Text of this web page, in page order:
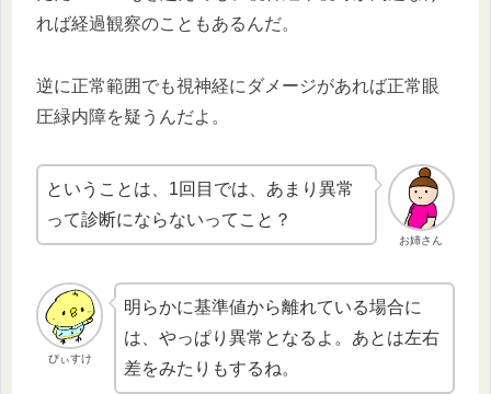
れば経過観察のこともあるんだ。
逆に正常範囲でも視神経にダメージがあれば正常眼
圧緑内障を疑うんだよ。
お姉さん
ということは、1回目では、あまり異常
って診断にならないってこと？
ぴぃすけ
明らかに基準値から離れている場合に
は、やっぱり異常となるよ。あとは左右
差をみたりもするね。